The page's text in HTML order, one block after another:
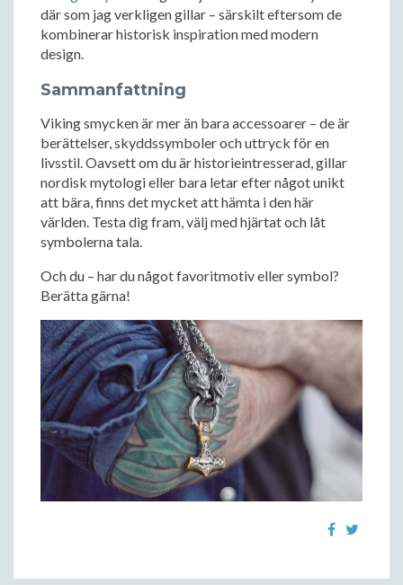
där som jag verkligen gillar – särskilt eftersom de
kombinerar historisk inspiration med modern
design.
Sammanfattning
Viking smycken är mer än bara accessoarer – de är
berättelser, skyddssymboler och uttryck för en
livsstil. Oavsett om du är historieintresserad, gillar
nordisk mytologi eller bara letar efter något unikt
att bära, finns det mycket att hämta i den här
världen. Testa dig fram, välj med hjärtat och låt
symbolerna tala.
Och du – har du något favoritmotiv eller symbol?
Berätta gärna!